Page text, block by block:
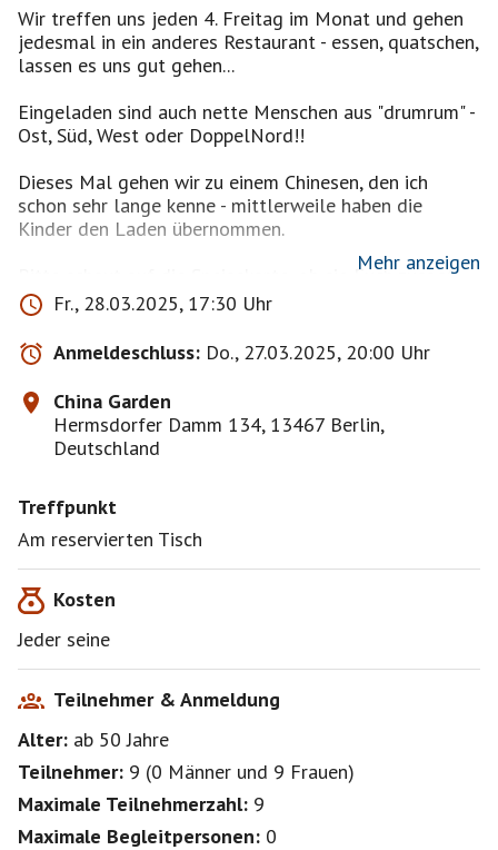
Wir treffen uns jeden 4. Freitag im Monat und gehen
jedesmal in ein anderes Restaurant - essen, quatschen,
lassen es uns gut gehen...
Eingeladen sind auch nette Menschen aus "drumrum" -
Ost, Süd, West oder DoppelNord!!
Dieses Mal gehen wir zu einem Chinesen, den ich
schon sehr lange kenne - mittlerweile haben die
Kinder den Laden übernommen.
https://drive.google.com/file/d/1Jqb2tzNmZbvo4jt1H
2B0VGTtzEOBgr0q/view?usp=sharing
Und sollte das nicht der Fall sein, meldet Euch
einfach ab - ich nehm's nicht persönlich. Versprochen!
Übrigens: Nicht alle Restaurants liegen direkt an einer
Haltestelle.
_________________
unbedingt nach
• AnmeldeReihenfolge,
• Geruch,
Bitte haltet die Warteliste aktuell - will sagen:
wer unterdessen was Anderes vorhat, melde sich hier
Mehr anzeigen
Fr., 28.03.2025, 17:30 Uhr
Anmeldeschluss: Do., 27.03.2025, 20:00 Uhr
China Garden
Hermsdorfer Damm 134, 13467 Berlin,
Deutschland
Treffpunkt
Am reservierten Tisch
Kosten
Jeder seine
Teilnehmer & Anmeldung
Alter: ab 50Jahre
Teilnehmer: 9 (0 Männer und 9 Frauen)
Maximale Teilnehmerzahl: 9
Maximale Begleitpersonen: 0